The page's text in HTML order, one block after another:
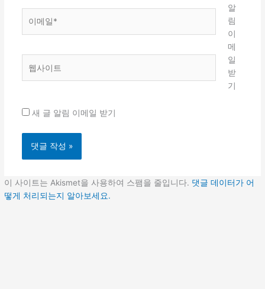
*
알
림
이
메
일
받
기
새 글 알림 이메일 받기
이 사이트는 Akismet을 사용하여 스팸을 줄입니다. 댓글 데이터가 어
떻게 처리되는지 알아보세요.